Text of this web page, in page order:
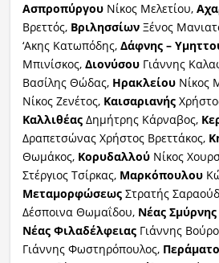
ΑσπροπύργουΝίκος Μελετίου,
Βρεττός,ΒριλησσίωνΞένος
‘Ακης Κατωπόδης, Δάφνης –
Μπινίσκος, ΔιονύσουΓιάννης
Βασίλης Θώδας, ΗρακλείουΝίκος
Νίκος Ζενέτος, Καισαριανής
ΚαλλιθέαςΔημήτρης Κάρναβος,
Δραπετσώνας Χρήστος Βρεττάκος,
Θωμάκος, ΚορυδαλλούΝίκος
Στέργιος Τσίρκας, Μαρκόπουλου
ΜεταμορφώσεωςΣτρατής
Δέσποινα Θωμαΐδου,Νέας Σμύρνης
Νέας ΦιλαδέλφειαςΓιάννης
Γιάννης Φωστηρόπουλος,